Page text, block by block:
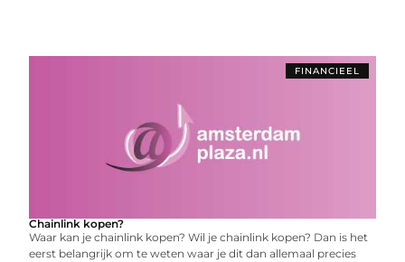
FINANCIEEL
Chainlink kopen?
Waar kan je chainlink kopen? Wil je chainlink kopen? Dan is het
eerst belangrijk om te weten waar je dit dan allemaal precies